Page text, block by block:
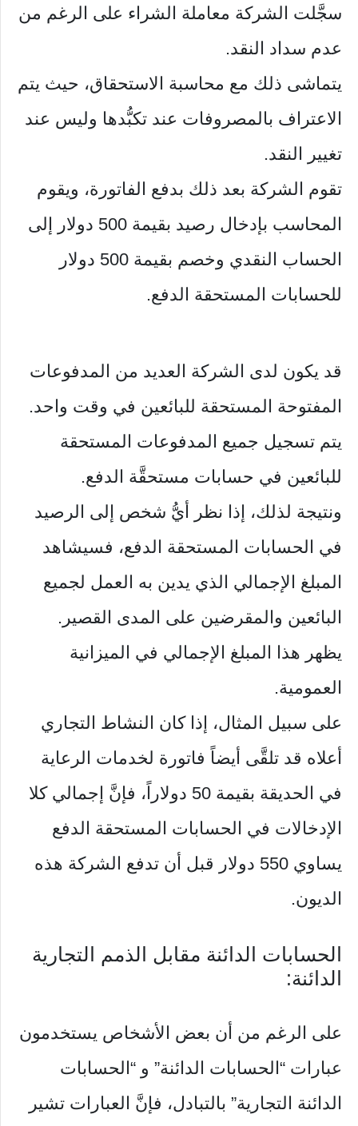
سجَّلت الشركة معاملة الشراء على الرغم من
عدم سداد النقد.
يتماشى ذلك مع محاسبة الاستحقاق، حيث يتم
الاعتراف بالمصروفات عند تكبُّدها وليس عند
تغيير النقد.
تقوم الشركة بعد ذلك بدفع الفاتورة، ويقوم
المحاسب بإدخال رصيد بقيمة 500 دولار إلى
الحساب النقدي وخصم بقيمة 500 دولار
للحسابات المستحقة الدفع.
قد يكون لدى الشركة العديد من المدفوعات
المفتوحة المستحقة للبائعين في وقت واحد.
يتم تسجيل جميع المدفوعات المستحقة
للبائعين في حسابات مستحقَّة الدفع.
ونتيجة لذلك، إذا نظر أيُّ شخص إلى الرصيد
في الحسابات المستحقة الدفع، فسيشاهد
المبلغ الإجمالي الذي يدين به العمل لجميع
البائعين والمقرضين على المدى القصير.
يظهر هذا المبلغ الإجمالي في الميزانية
العمومية.
على سبيل المثال، إذا كان النشاط التجاري
أعلاه قد تلقَّى أيضاً فاتورة لخدمات الرعاية
في الحديقة بقيمة 50 دولاراً، فإنَّ إجمالي كلا
الإدخالات في الحسابات المستحقة الدفع
يساوي 550 دولار قبل أن تدفع الشركة هذه
الديون.
الحسابات الدائنة مقابل الذمم التجارية
الدائنة:
على الرغم من أن بعض الأشخاص يستخدمون
عبارات “الحسابات الدائنة” و “الحسابات
الدائنة التجارية” بالتبادل، فإنَّ العبارات تشير